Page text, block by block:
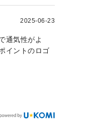
2025-06-23
通気性がよ
イントのロゴ